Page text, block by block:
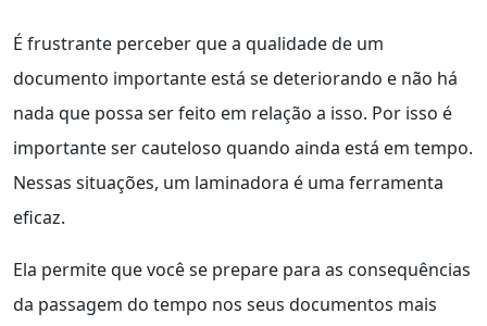
É frustrante perceber que a qualidade de um
documento importante está se deteriorando e não há
nada que possa ser feito em relação a isso. Por isso é
importante ser cauteloso quando ainda está em tempo.
Nessas situações, um laminadora é uma ferramenta
eficaz.
Ela permite que você se prepare para as consequências
da passagem do tempo nos seus documentos mais